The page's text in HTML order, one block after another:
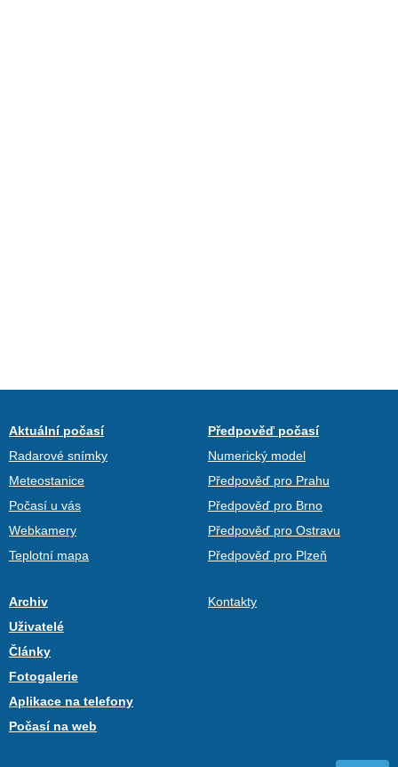
Aktuální počasí
Radarové snímky
Meteostanice
Počasí u vás
Webkamery
Teplotní mapa
Předpověď počasí
Numerický model
Předpověď pro Prahu
Předpověď pro Brno
Předpověď pro Ostravu
Předpověď pro Plzeň
Archiv
Uživatelé
Články
Fotogalerie
Aplikace na telefony
Počasí na web
Kontakty